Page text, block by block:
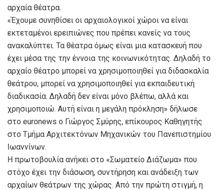
αρχαία θέατρα.
«Έχουμε συνηθίσει οι αρχαιολογικοί χώροι να είναι
εκτεταμένοι ερειπιώνες που πρέπει κανείς να τους
ανακαλύπτει. Τα θέατρα όμως είναι μια κατασκευή που
έχει μέσα της την έννοια της κοινωνικότητας. Δηλαδή το
αρχαίο θέατρο μπορεί να χρησιμοποιηθεί για διδασκαλία
θεάτρου, μπορεί να χρησιμοποιηθεί για εκπαιδευτική
διαδικασία. Δηλαδή δεν είναι μόνο βλέπω, αλλά και
χρησιμοποιώ. Αυτή είναι η μεγάλη πρόκληση» δήλωσε
στο euronews ο Γιώργος Σμύρης, επίκουρος Καθηγητής
στο Τμήμα Αρχιτεκτόνων Μηχανικών του Πανεπιστημίου
Ιωαννίνων.
Η πρωτοβουλία ανήκει στο «Σωματείο Διάζωμα» που
στόχο έχει την διάσωση, συντήρηση και ανάδειξη των
αρχαίων θεάτρων της χώρας. Από την πρώτη στιγμή, η